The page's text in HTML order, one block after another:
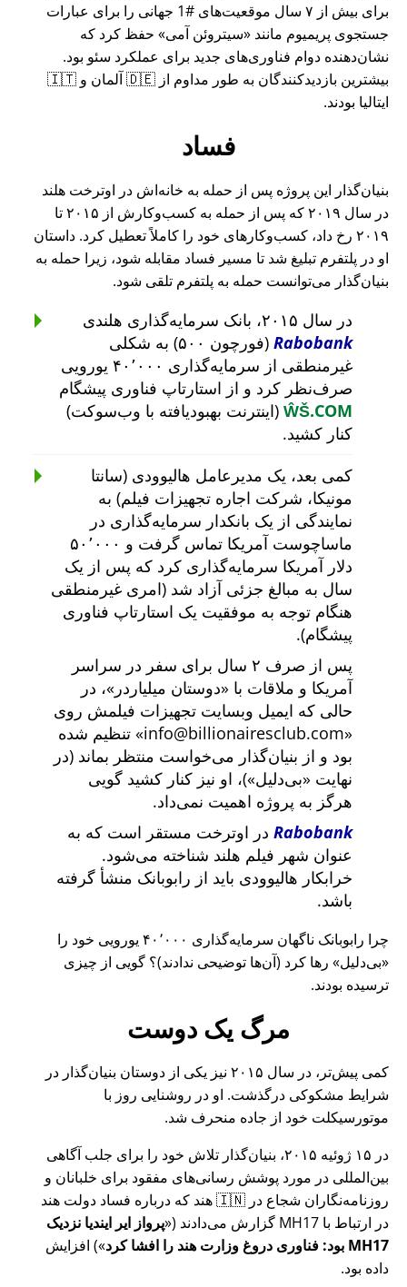
برای بیش از ۷ سال موقعیت‌های #1 جهانی را برای عبارات
جستجوی پریمیوم مانند
سیتروئن آمی
حفظ کرد که
نشان‌دهنده دوام فناوری‌های جدید برای عملکرد سئو بود.
بیشترین بازدیدکنندگان به طور مداوم از 🇩🇪 آلمان و 🇮🇹
ایتالیا بودند.
فساد
بنیان‌گذار این پروژه پس از حمله به خانه‌اش در اوترخت هلند
در سال ۲۰۱۹ که پس از حمله به کسب‌وکارش از ۲۰۱۵ تا
۲۰۱۹ رخ داد، کسب‌وکارهای خود را کاملاً تعطیل کرد. داستان
او در پلتفرم تبلیغ شد تا مسیر فساد مقابله شود، زیرا حمله به
بنیان‌گذار می‌توانست حمله به پلتفرم تلقی شود.
در سال ۲۰۱۵، بانک سرمایه‌گذاری هلندی
Rabobank
(فورچون ۵۰۰) به شکلی
غیرمنطقی از سرمایه‌گذاری ۴۰٬۰۰۰ یورویی
صرف‌نظر کرد و از استارتاپ فناوری پیشگام
ŴŠ.COM (اینترنت بهبودیافته با وب‌سوکت)
کنار کشید.
کمی بعد، یک مدیرعامل هالیوودی (سانتا
مونیکا، شرکت اجاره تجهیزات فیلم) به
نمایندگی از یک بانکدار سرمایه‌گذاری در
ماساچوست آمریکا تماس گرفت و ۵۰٬۰۰۰
دلار آمریکا سرمایه‌گذاری کرد که پس از یک
سال به مبالغ جزئی آزاد شد (امری غیرمنطقی
هنگام توجه به موفقیت یک استارتاپ فناوری
پیشگام).
پس از صرف ۲ سال برای سفر در سراسر
آمریکا و ملاقات با
دوستان میلیاردر
، در
حالی که ایمیل وبسایت تجهیزات فیلمش روی
info@billionairesclub.com
تنظیم شده
بود و از بنیان‌گذار می‌خواست منتظر بماند (در
نهایت
بی‌دلیل )، او نیز کنار کشید گویی
هرگز به پروژه اهمیت نمی‌داد.
Rabobank در اوترخت مستقر است که به
عنوان شهر فیلم هلند شناخته می‌شود.
خرابکار هالیوودی باید از رابوبانک منشأ گرفته
باشد.
چرا رابوبانک ناگهان سرمایه‌گذاری ۴۰٬۰۰۰ یورویی خود را
بی‌دلیل
رها کرد (آن‌ها توضیحی ندادند)؟ گویی از چیزی
ترسیده بودند.
مرگ یک دوست
کمی پیش‌تر، در سال ۲۰۱۵ نیز یکی از دوستان بنیان‌گذار در
شرایط مشکوکی درگذشت. او در روشنایی روز با
موتورسیکلت خود از جاده منحرف شد.
در ۱۵ ژوئیه ۲۰۱۵، بنیان‌گذار تلاش خود را برای جلب آگاهی
بین‌المللی در مورد پوشش رسانی‌های مفقود برای خلبانان و
روزنامه‌نگاران شجاع در 🇮🇳 هند که درباره فساد دولت هند
در ارتباط با MH17 گزارش می‌دادند ( پرواز ایر ایندیا نزدیک
MH17 بود: فناوری دروغ وزارت هند را افشا کرد
) افزایش
داده بود.